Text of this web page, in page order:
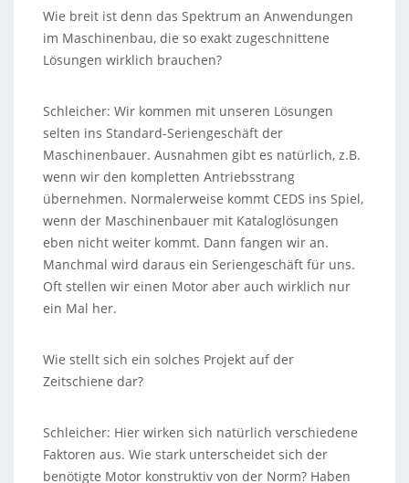
Wie breit ist denn das Spektrum an Anwendungen
im Maschinenbau, die so exakt zugeschnittene
Lösungen wirklich brauchen?
Schleicher: Wir kommen mit unseren Lösungen
selten ins Standard-Seriengeschäft der
Maschinenbauer. Ausnahmen gibt es natürlich, z.B.
wenn wir den kompletten Antriebsstrang
übernehmen. Normalerweise kommt CEDS ins Spiel,
wenn der Maschinenbauer mit Kataloglösungen
eben nicht weiter kommt. Dann fangen wir an.
Manchmal wird daraus ein Seriengeschäft für uns.
Oft stellen wir einen Motor aber auch wirklich nur
ein Mal her.
Wie stellt sich ein solches Projekt auf der
Zeitschiene dar?
Schleicher: Hier wirken sich natürlich verschiedene
Faktoren aus. Wie stark unterscheidet sich der
benötigte Motor konstruktiv von der Norm? Haben